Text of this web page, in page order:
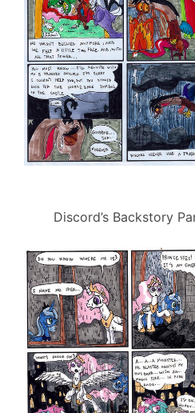
Discord’s Backstory